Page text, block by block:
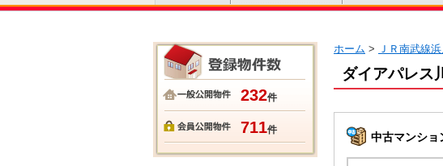
ホーム > ＪＲ南武線
ダイアパレ
中古マンショ
232件
711件